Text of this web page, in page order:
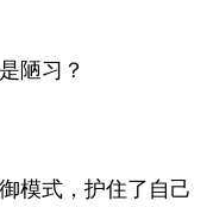
陋习？
模式，护住了自己